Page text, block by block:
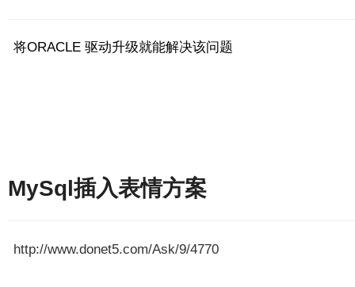
将ORACLE 驱动升级就能解决该问题
MySql插入表情方案
http://www.donet5.com/Ask/9/4770